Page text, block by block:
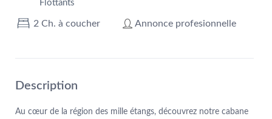
Flottants
2 Ch. à coucher Annonce profesionnelle
Description
Au cœur de la région des mille étangs, découvrez notre cabane